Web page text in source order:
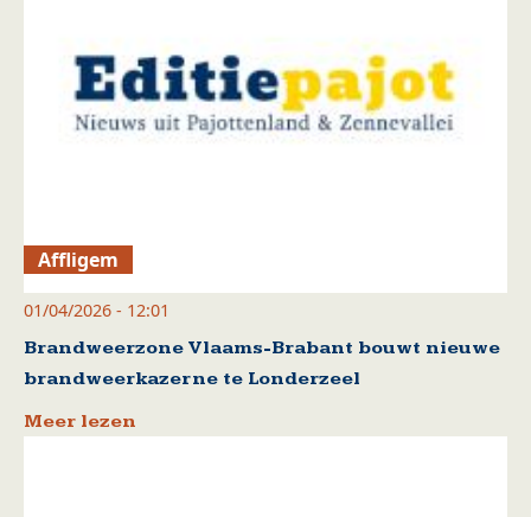
Affligem
01/04/2026 - 12:01
Brandweerzone Vlaams-Brabant bouwt nieuwe
brandweerkazerne te Londerzeel
Meer lezen